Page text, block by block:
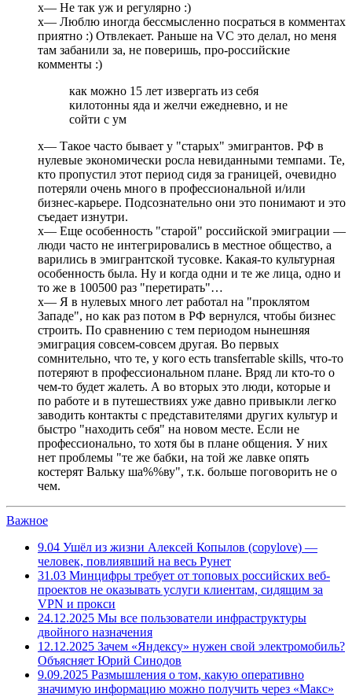
х— Не так уж и регулярно :)
х— Люблю иногда бессмысленно посраться в комментах
приятно :) Отвлекает. Раньше на VC это делал, но меня
там забанили за, не поверишь, про-российские
комменты :)
как можно 15 лет извергать из себя
килотонны яда и желчи ежедневно, и не
сойти с ум
х— Такое часто бывает у "старых" эмигрантов. РФ в
нулевые экономически росла невиданными темпами. Те,
кто пропустил этот период сидя за границей, очевидно
потеряли очень много в профессиональной и/или
бизнес-карьере. Подсознательно они это понимают и это
съедает изнутри.
х— Еще особенность "старой" российской эмиграции —
люди часто не интегрировались в местное общество, а
варились в эмигрантской тусовке. Какая-то культурная
особенность была. Ну и когда одни и те же лица, одно и
то же в 100500 раз "перетирать"…
х— Я в нулевых много лет работал на "проклятом
Западе", но как раз потом в РФ вернулся, чтобы бизнес
строить. По сравнению с тем периодом нынешняя
эмиграция совсем-совсем другая. Во первых
сомнительно, что те, у кого есть transferrable skills, что-то
потеряют в профессиональном плане. Вряд ли кто-то о
чем-то будет жалеть. А во вторых это люди, которые и
по работе и в путешествиях уже давно привыкли легко
заводить контакты с представителями других культур и
быстро "находить себя" на новом месте. Если не
профессионально, то хотя бы в плане общения. У них
нет проблемы "те же бабки, на той же лавке опять
костерят Вальку ша%%ву", т.к. больше поговорить не о
чем.
Важное
9.04 Ушёл из жизни Алексей Копылов (copylove) —
человек, повлиявший на весь Рунет
31.03 Минцифры требует от топовых российских веб-
проектов не оказывать услуги клиентам, сидящим за
VPN и прокси
24.12.2025 Мы все пользователи инфраструктуры
двойного назначения
12.12.2025 Зачем «Яндексу» нужен свой электромобиль?
Объясняет Юрий Синодов
9.09.2025 Размышления о том, какую оперативно
значимую информацию можно получить через «Макс»